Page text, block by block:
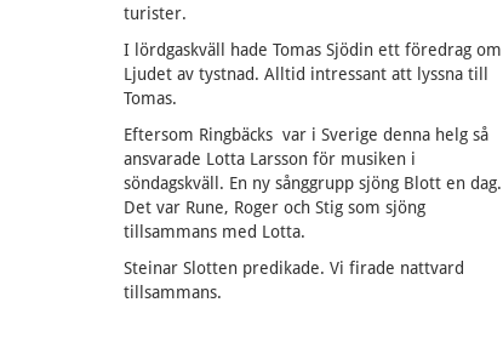
turister.
I lördgaskväll hade Tomas Sjödin ett föredrag om
Ljudet av tystnad. Alltid intressant att lyssna till
Tomas.
Eftersom Ringbäcks var i Sverige denna helg så
ansvarade Lotta Larsson för musiken i
söndagskväll. En ny sånggrupp sjöng Blott en dag.
Det var Rune, Roger och Stig som sjöng
tillsammans med Lotta.
Steinar Slotten predikade. Vi firade nattvard
tillsammans.